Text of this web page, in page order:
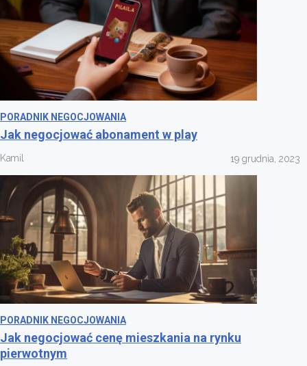
PORADNIK NEGOCJOWANIA
Jak negocjować abonament w play
Kamil 19 grudnia, 2023
PORADNIK NEGOCJOWANIA
Jak negocjować cenę mieszkania na rynku
pierwotnym